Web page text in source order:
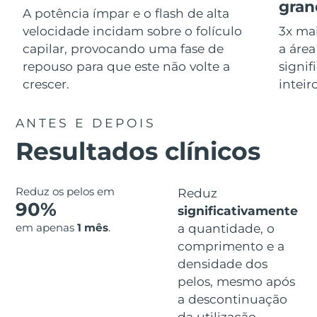
A potência ímpar e o flash de alta
velocidade incidam sobre o folículo
capilar, provocando uma fase de
repouso para que este não volte a
crescer.
3x
a
ANTES E DEPOIS
Resultados clínicos
Reduz os pelos em
90%
em apenas 1 mês.
Reduz
significativamente
a quantidade, o
comprimento e a
densidade dos
pelos, mesmo após
a descontinuação
Advanced pore care essentials
Serum
For healthy hair
issa™ Teeth Whitening Gel
18% PAP
Cosméticos Homens
Comprar todos
SOBRE
Israel Entrega prevista 8/13/26
Itália Entrega prevista 8/9/26
Jersey
Cazaquistão
Kuwait Entrega prevista
Letônia Entrega prevista 8/9/26
Entrega prevista8/10/26
Entrega prevista8/9/26